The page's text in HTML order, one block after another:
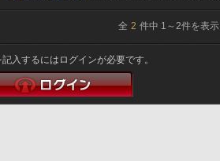
全 2 件中 1 ～ 2件を表示
入するにはログインが必要です。